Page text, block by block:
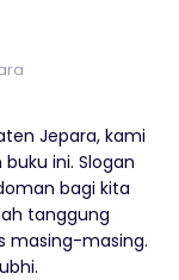
Jepara, kami
ini. Slogan
bagi kita
tanggung
masing-masing.